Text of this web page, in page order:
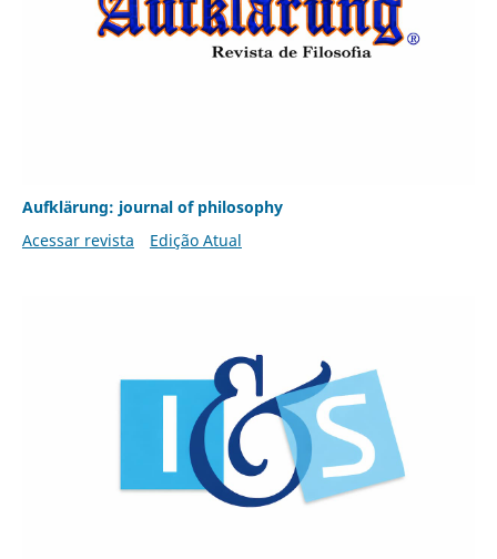
Aufklärung: journal of philosophy
Acessar revista
Edição Atual